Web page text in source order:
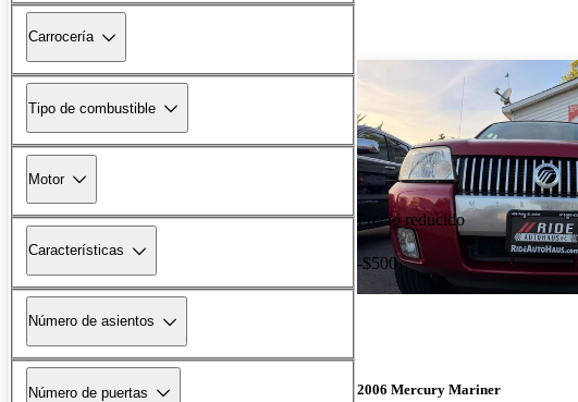
Carrocería
Tipo de combustible
Motor
Características
Número de asientos
Número de puertas
Precio reducido
-$500
2006 Mercury Mariner